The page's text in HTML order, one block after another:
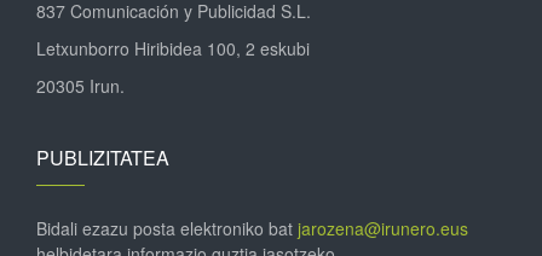
837 Comunicación y Publicidad S.L.
Letxunborro Hiribidea 100, 2 eskubi
20305 Irun.
PUBLIZITATEA
Bidali ezazu posta elektroniko bat jarozena@irunero.eus